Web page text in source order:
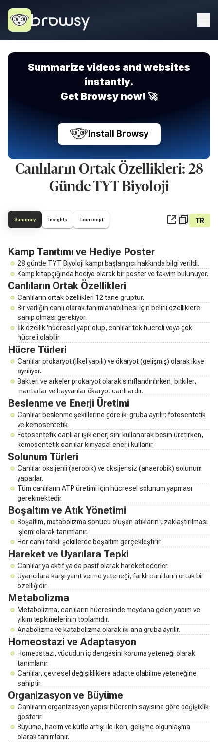
Summarize videos and websites
instantly.
Get Browsy now! 🚀
Install Browsy
Canlıların Ortak Özellikleri: 28
Günde TYT Biyoloji
Summary Insights Transcript TR
Kamp Tanıtımı ve Hediye Poster
28 günde TYT Biyoloji kampı başlangıcı hakkında bilgi verildi.
Kamp kitapçığında hediye olarak bir poster ve takvim bulunuyor.
Canlıların Ortak Özellikleri
Canlıların ortak özellikleri 12 tane gruptur.
Bir varlığın canlı olarak tanımlanabilmesi için belirli özelliklere
sahip olması gerekiyor.
İlk özellik 'hücresel yapı' olup, canlılar tek hücreli veya çok
hücreli olabilir.
Hücre Türleri
Canlılar prokaryot (ilkel yapılı) ve ökaryot (gelişmiş) olarak ikiye
ayrılıyor.
Bakteri ve arkeler prokaryot olarak sınıflandırılırken, bitkiler,
mantarlar ve hayvanlar ökaryot canlılardır.
Beslenme ve Enerji Üretimi
Canlılar beslenme şekillerine göre iki gruba ayrılır: fotosentetik
ve kemosentetik.
Fotosentetik canlılar ışık enerjisini kullanarak besin üretirken,
kemosentetik canlılar kimyasal enerji kullanır.
Solunum Türleri
Canlılar oksijenli (aerobik) ve oksijensiz (anaerobik) solunum
yaparlar.
Tüm canlıların ATP üretimi için hücresel solunum yapması
gerekmektedir.
Boşaltım ve Atık Yönetimi
Boşaltım, metabolizma sonucu oluşan atıkların uzaklaştırılması
işlemi olarak tanımlanır.
Her canlı farklı şekillerde boşaltım gerçekleştirir.
Hareket ve Uyarılara Tepki
Canlılar ya aktif ya da pasif olarak hareket ederler.
Uyarıcılara karşı yanıt verme yeteneği, farklı canlıların ortak bir
özelliğidir.
Metabolizma
Metabolizma, canlıların hücresinde meydana gelen yapım ve
yıkım tepkimelerinin toplamıdır.
Anabolizma ve katabolizma olarak iki ana gruba ayrılır.
Homeostazi ve Adaptasyon
Homeostazi, vücudun iç dengesini koruma yeteneği olarak
tanımlanır.
Canlılar, çevresel değişikliklere adapte olabilme yeteneğine
sahiptir.
Organizasyon ve Büyüme
Canlıların organizasyon yapısı hücrenin sayısına göre değişiklik
gösterir.
Büyüme, hacim ve kütle artışı ile iken, gelişme olgunlaşma
olarak tanımlanır.